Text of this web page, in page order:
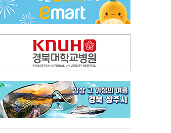
아쉬운 태클
'솔리다임 IPO 추진설' SK하이닉스, 주가 9% 급락